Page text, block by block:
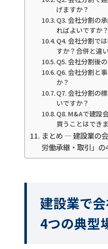
げますか？
Q3. 会社分割の
ればよいですか？
Q4. 会社分割で
すか？合併と違
Q5. 会社分割後
Q6. 会社分割と
か？
Q7. 会社分割の
いですか？
Q8. M&Aで建設
買うことはでき
まとめ — 建設業の
労働承継・取引」
建設業で
4つの典型